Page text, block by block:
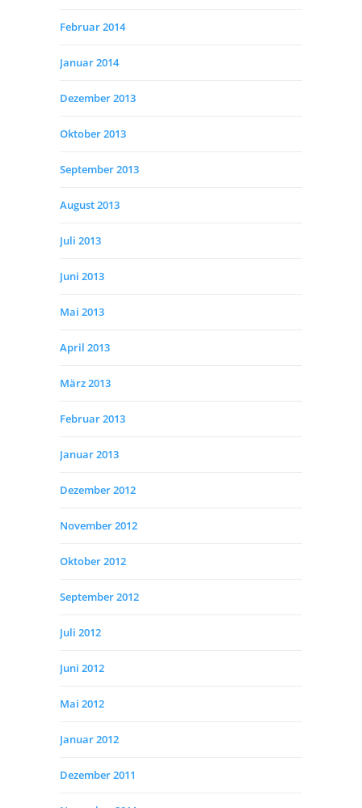
Februar 2014
Januar 2014
Dezember 2013
Oktober 2013
September 2013
August 2013
Juli 2013
Juni 2013
Mai 2013
April 2013
März 2013
Februar 2013
Januar 2013
Dezember 2012
November 2012
Oktober 2012
September 2012
Juli 2012
Juni 2012
Mai 2012
Januar 2012
Dezember 2011